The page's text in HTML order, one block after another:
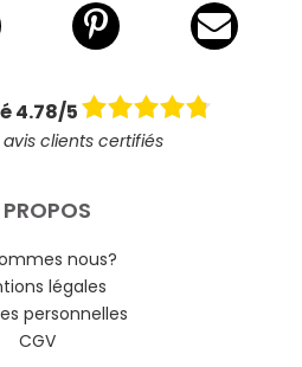
4.78/5
avis clients certifiés
nous?
légales
personnelles
CGV